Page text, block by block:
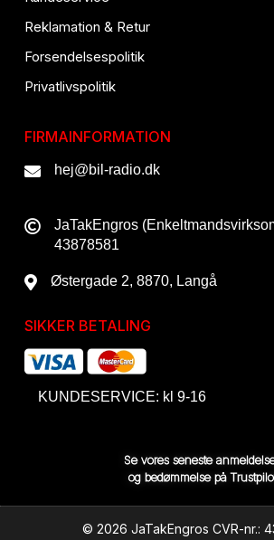
Reklamation & Retur
Forsendelsespolitik
Privatlivspolitik
FIRMAINFORMATION
hej@bil-radio.dk
JaTakEngros
43878581
Østergade 2, 8870, Langå
SIKKER BETALING
KUNDESERVICE: kl 9-16
Se vores seneste
og bedømmelse på
© 2026 JaTakEngros CVR-nr.: